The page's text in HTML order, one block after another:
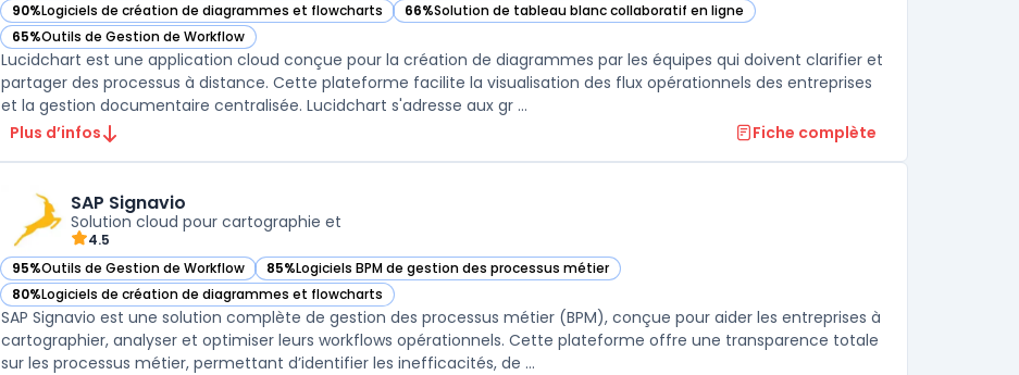
90%Logiciels de création de diagrammes et flowcharts
— voir Lucidchart dans cette catégorie 66%Solution de tableau blanc collaboratif en ligne
— voir Lucidchart dans cette catégorie
65%Outils de Gestion de Workflow
— voir Lucidchart dans cette catégorie
Lucidchart est une application cloud conçue pour la création de diagrammes par les équipes qui doivent clarifier et
partager des processus à distance. Cette plateforme facilite la visualisation des flux opérationnels des entreprises
et la gestion documentaire centralisée. Lucidchart s'adresse aux gr ...
Plus d’infos
Fiche complète
SAP Signavio
Solution cloud pour cartographie et
4.5
95%Outils de Gestion de Workflow
— voir SAP Signavio dans cette catégorie
85%Logiciels BPM de gestion des processus métier
— voir SAP Signavio dans cette catégorie
80%Logiciels de création de diagrammes et flowcharts
— voir SAP Signavio dans cette catégorie
SAP Signavio est une solution complète de gestion des processus métier (BPM), conçue pour aider les entreprises à
cartographier, analyser et optimiser leurs workflows opérationnels. Cette plateforme offre une transparence totale
sur les processus métier, permettant d’identifier les inefficacités, de ...